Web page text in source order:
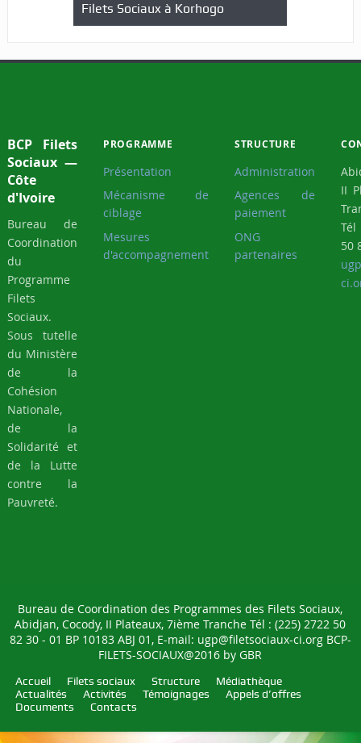
Filets Sociaux à Korhogo
BCP Filets
Sociaux —
Côte
d'Ivoire
Bureau de
Coordination
du
Programme
Filets
Sociaux.
Sous tutelle
du Ministère
de la
Cohésion
Nationale,
de la
Solidarité et
de la Lutte
contre la
Pauvreté.
PROGRAMME
Présentation
Mécanisme de
ciblage
Mesures
d'accompagnement
STRUCTURE
Administration
Agences de
paiement
ONG
partenaires
II
50
Bureau de Coordination des Programmes des Filets Sociaux,
Abidjan, Cocody, II Plateaux, 7ième Tranche Tél : (225) 2722 50
82 30 - 01 BP 10183 ABJ 01, E-mail: ugp@filetsociaux-ci.org BCP-
FILETS-SOCIAUX@2016 byGBR
Accueil Filets sociaux Structure
Médiathèque
Actualités
Activités Témoignages
Appels d’offres
Documents
Contacts